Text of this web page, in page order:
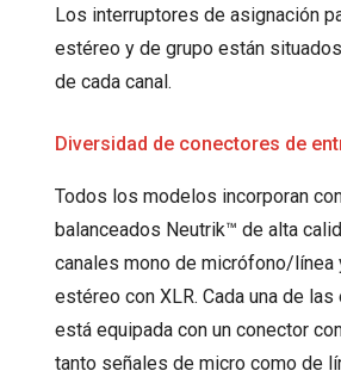
Los interruptores de asignación
estéreo y de grupo están
de cada canal.
Diversidad de conectores de
Todos los modelos incorporan
balanceados Neutrik™ de alta
canales mono de micrófono/línea
estéreo con XLR. Cada una de
está equipada con un conector
tanto señales de micro como de